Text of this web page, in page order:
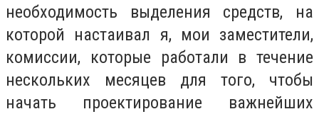
необходимость выделения средств, на
которой настаивал я, мои заместители,
комиссии, которые работали в течение
нескольких месяцев для того, чтобы
начать проектирование важнейших